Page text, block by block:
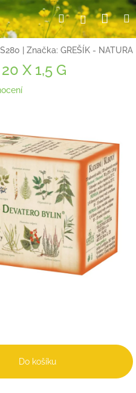
HledatPřihlášení
Značka: GREŠÍK - NATURA
X 1,5 G
Do košíku